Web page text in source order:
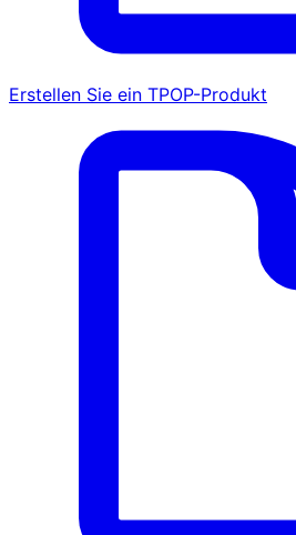
Erstellen Sie ein TPOP-Produkt